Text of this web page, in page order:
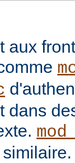
aux
dans